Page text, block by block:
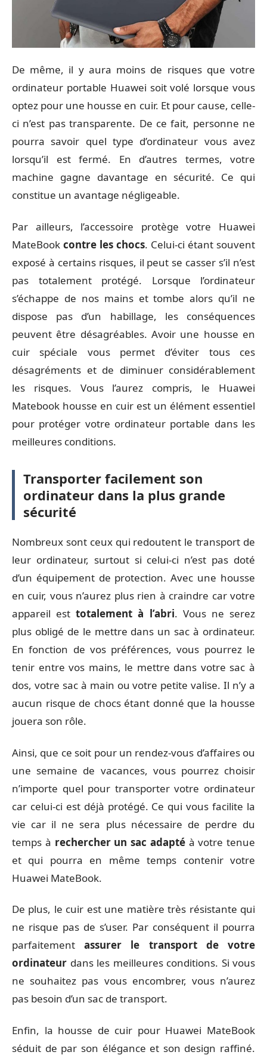
De même, il y aura moins de risques que votre
ordinateur portable Huawei soit volé lorsque vous
optez pour une housse en cuir. Et pour cause, celle-
ci n’est pas transparente. De ce fait, personne ne
pourra savoir quel type d’ordinateur vous avez
lorsqu’il est fermé. En d’autres termes, votre
machine gagne davantage en sécurité. Ce qui
constitue un avantage négligeable.
Par ailleurs, l’accessoire protège votre Huawei
MateBook contre les chocs. Celui-ci étant souvent
exposé à certains risques, il peut se casser s’il n’est
pas totalement protégé. Lorsque l’ordinateur
s’échappe de nos mains et tombe alors qu’il ne
dispose pas d’un habillage, les conséquences
peuvent être désagréables. Avoir une housse en
cuir spéciale vous permet d’éviter tous ces
désagréments et de diminuer considérablement
les risques. Vous l’aurez compris, le Huawei
Matebook housse en cuir est un élément essentiel
pour protéger votre ordinateur portable dans les
meilleures conditions.
Transporter facilement son
ordinateur dans la plus grande
sécurité
Nombreux sont ceux qui redoutent le transport de
leur ordinateur, surtout si celui-ci n’est pas doté
d’un équipement de protection. Avec une housse
en cuir, vous n’aurez plus rien à craindre car votre
appareil esttotalement à l’abri. Vous ne serez
plus obligé de le mettre dans un sac à ordinateur.
En fonction de vos préférences, vous pourrez le
tenir entre vos mains, le mettre dans votre sac à
dos, votre sac à main ou votre petite valise. Il n’y a
aucun risque de chocs étant donné que la housse
jouera son rôle.
Ainsi, que ce soit pour un rendez-vous d’affaires ou
une semaine de vacances, vous pourrez choisir
n’importe quel pour transporter votre ordinateur
car celui-ci est déjà protégé. Ce qui vous facilite la
vie car il ne sera plus nécessaire de perdre du
temps à rechercher un sac adaptéà votre tenue
et qui pourra en même temps contenir votre
Huawei MateBook.
De plus, le cuir est une matière très résistante qui
ne risque pas de s’user. Par conséquent il pourra
parfaitementassurer le transport de votre
ordinateur dans les meilleures conditions. Si vous
ne souhaitez pas vous encombrer, vous n’aurez
pas besoin d’un sac de transport.
Enfin, la housse de cuir pour Huawei MateBook
séduit de par son élégance et son design raffiné.